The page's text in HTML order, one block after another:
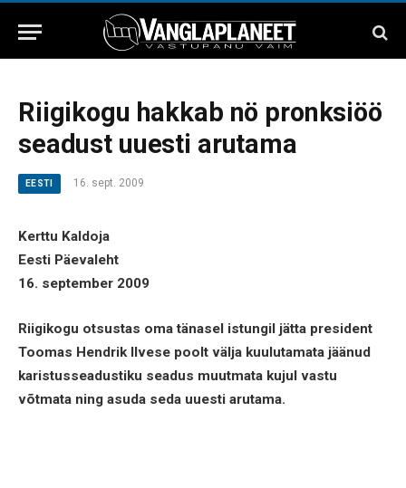
Riigikogu hakkab nö pronksiöö
seadust uuesti arutama
EESTI 16. sept. 2009
Kerttu Kaldoja
Eesti Päevaleht
16. september 2009
Riigikogu otsustas oma tänasel istungil jätta president
Toomas Hendrik Ilvese poolt välja kuulutamata jäänud
karistusseadustiku seadus muutmata kujul vastu
võtmata ning asuda seda uuesti arutama.